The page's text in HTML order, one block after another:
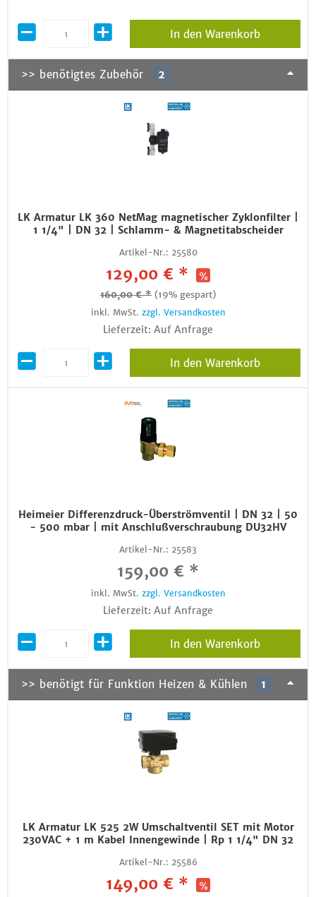
In den Warenkorb
>> benötigtes Zubehör 2
LK Armatur LK 360 NetMag magnetischer Zyklonfilter |
1 1/4" | DN 32 | Schlamm- & Magnetitabscheider
Artikel-Nr.: 25580
129,00 € *
160,00 € * (19% gespart)
inkl. MwSt. zzgl. Versandkosten
Lieferzeit: Auf Anfrage
In den Warenkorb
Heimeier Differenzdruck-Überströmventil | DN 32 | 50
- 500 mbar | mit Anschlußverschraubung DU32HV
Artikel-Nr.: 25583
159,00 € *
inkl. MwSt. zzgl. Versandkosten
Lieferzeit: Auf Anfrage
In den Warenkorb
>> benötigt für Funktion Heizen & Kühlen 1
LK Armatur LK 525 2W Umschaltventil SET mit Motor
230VAC + 1 m Kabel Innengewinde | Rp 1 1/4" DN 32
Artikel-Nr.: 25586
149,00 € *